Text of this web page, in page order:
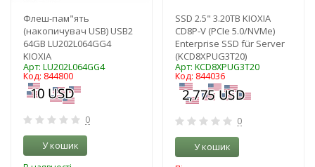
Флеш-пам"ять
(накопичувач USB) USB2
64GB LU202L064GG4
KIOXIA
Арт: LU202L064GG4
Код: 844800
0
У кошик
SSD 2.5" 3.20TB KIOXIA
CD8P-V (PCIe 5.0/NVMe)
Enterprise SSD für Server
(KCD8XPUG3T20)
Арт: KCD8XPUG3T20
Код: 844036
0
У кошик